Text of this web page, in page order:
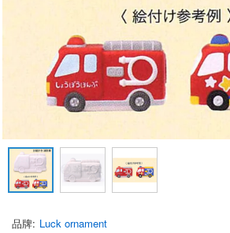
品牌 Luck ornament